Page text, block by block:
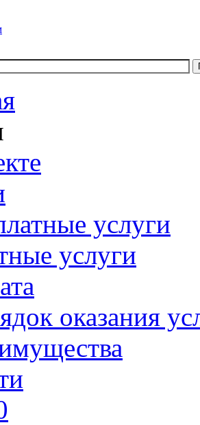
услуги
услуги
оказания